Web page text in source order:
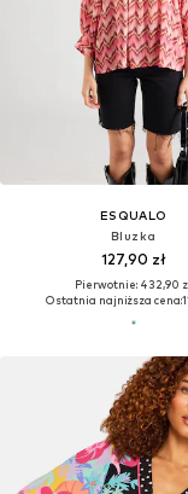
ESQUALO
Bluzka
127,90 zł
Pierwotnie: 432,90
Ostatnia najniższa cena: